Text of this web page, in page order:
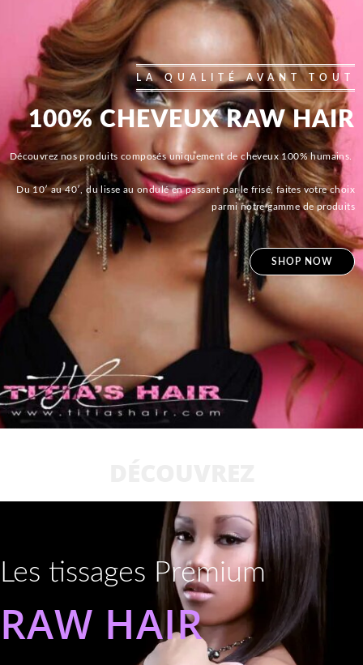
LA QUALITÉ AVANT TOUT
100% CHEVEUX RAW HAIR
Découvrez nos produits composés uniquement de cheveux 100% humains.
Du 10′ au 40′, du lisse au ondulé en passant par le frisé, faites votre choix
parmi notre gamme de produits
SHOP NOW
Les tissages Premium
RAW HAIR